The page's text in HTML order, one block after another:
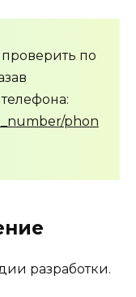
по
phon
разработки.